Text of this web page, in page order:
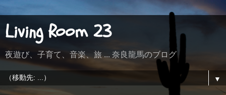
Living Room 23
夜遊び、子育て、音楽、旅 ... 奈良龍馬のブログ
▼